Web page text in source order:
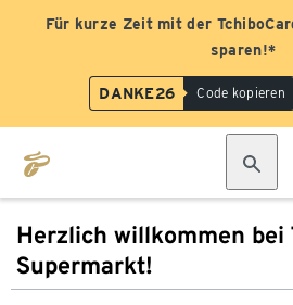
Für kurze Zeit mit der
sparen!*
DANKE26 Code kopieren
Herzlich willkommen bei
Supermarkt!